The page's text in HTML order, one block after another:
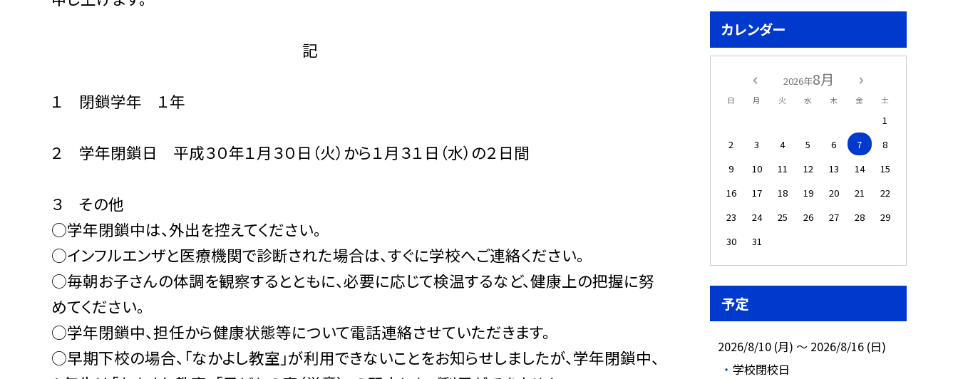
記
１ 閉鎖学年 １年
２ 学年閉鎖日 平成３０年１月３０日（火）から１月３１日（水）の２日間
３ その他
○学年閉鎖中は、外出を控えてください。
○インフルエンザと医療機関で診断された場合は、すぐに学校へご連絡ください。
○毎朝お子さんの体調を観察するとともに、必要に応じて検温するなど、健康上の把握に努
めてください。
○学年閉鎖中、担任から健康状態等について電話連絡させていただきます。
○早期下校の場合、「なかよし教室」が利用できないことをお知らせしましたが、学年閉鎖中、
カレンダー
2026年8月
日 月 火 水 木 金 土
1
2
3 4 5 6 7
8
9
10 11 12 13 14
15
16
17 18 19 20 21
22
23
24 25 26 27 28
29
30
31
予定
2026/8/10 (月) ～ 2026/8/16 (日)
学校閉校日